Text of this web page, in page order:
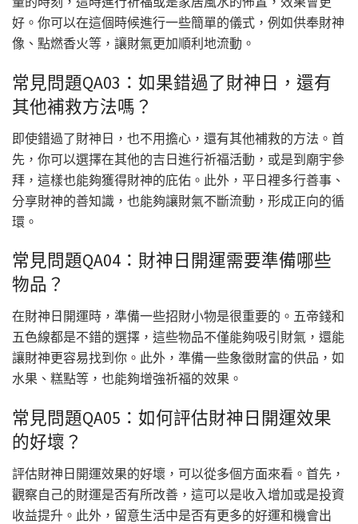
好。你可以在這個時候進行一些簡單的儀式，例如供奉財神
像、點燃香火等，讓財氣更加順利地流動。
常見問題QA03：如果錯過了財神日，還有
其他補救方法嗎？
即使錯過了財神日，也不用擔心，還有其他補救的方法。首
先，你可以選擇在其他的吉日進行祈福活動，或是到廟宇參
拜，這樣也能夠獲得財神的庇佑。此外，平日裡多行善事、
分享財神的善知識，也能夠讓財氣不斷流動，形成正向的循
環。
常見問題QA04：財神日開運需要準備哪些
物品？
在財神日開運時，準備一些招財小物是很重要的。五帝錢和
五色線都是不錯的選擇，這些物品不僅能夠吸引財氣，還能
讓財神更容易找到你。此外，準備一些象徵財富的供品，如
水果、糕點等，也能夠增強祈福的效果。
常見問題QA05：如何評估財神日開運效果
的好壞？
評估財神日開運效果的好壞，可以從多個方面來看。首先，
觀察自己的財運是否有所改善，這可以是收入增加或是投資
收益提升。此外，留意生活中是否有更多的好運和機會出